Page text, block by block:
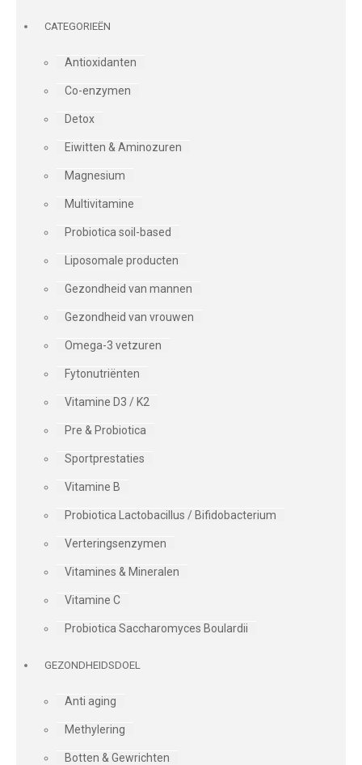
CATEGORIEËN
Antioxidanten
Co-enzymen
Detox
Eiwitten & Aminozuren
Magnesium
Multivitamine
Probiotica soil-based
Liposomale producten
Gezondheid van mannen
Gezondheid van vrouwen
Omega-3 vetzuren
Fytonutriënten
Vitamine D3 / K2
Pre & Probiotica
Sportprestaties
Vitamine B
Probiotica Lactobacillus / Bifidobacterium
Verteringsenzymen
Vitamines & Mineralen
Vitamine C
Probiotica Saccharomyces Boulardii
GEZONDHEIDSDOEL
Anti aging
Methylering
Botten & Gewrichten